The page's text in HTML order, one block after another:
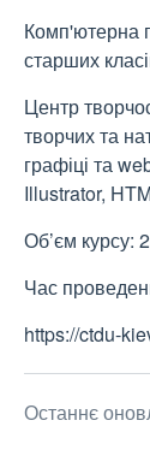
Комп'ютерна
старших
Центр
творчих та
графіці та
Illustrator,
Об’єм курсу:
Час
https://ctdu-
Останнє